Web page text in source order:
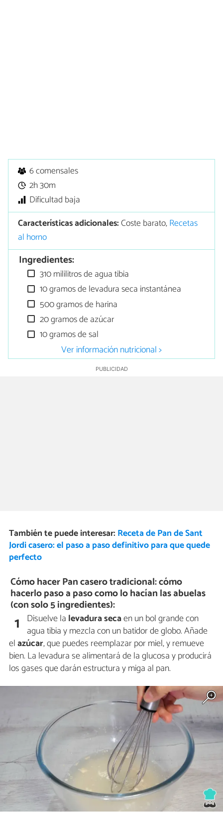
6 comensales
2h 30m
Dificultad baja
Características adicionales:Coste barato,Recetas
al horno
Ingredientes:
310 mililitros de agua tibia
10 gramos de levadura seca instantánea
500 gramos de harina
20 gramos de azúcar
10 gramos de sal
Ver información nutricional >
También te puede interesar: Receta de Pan de Sant
Jordi casero: el paso a paso definitivo para que quede
perfecto
Cómo hacer Pan casero tradicional: cómo
hacerlo paso a paso como lo hacían las abuelas
(con solo 5 ingredientes):
1 Disuelve la levadura secaen un bol grande con
agua tibia y mezcla con un batidor de globo. Añade
elazúcar, que puedes reemplazar por miel, y remueve
bien. La levadura se alimentará de la glucosa y producirá
los gases que darán estructura y miga al pan.